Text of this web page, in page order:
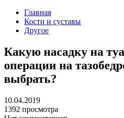
Главная
Кости и суставы
Другое
Какую насадку на
операции на
выбрать?
10.04.2019
1392 просмотра